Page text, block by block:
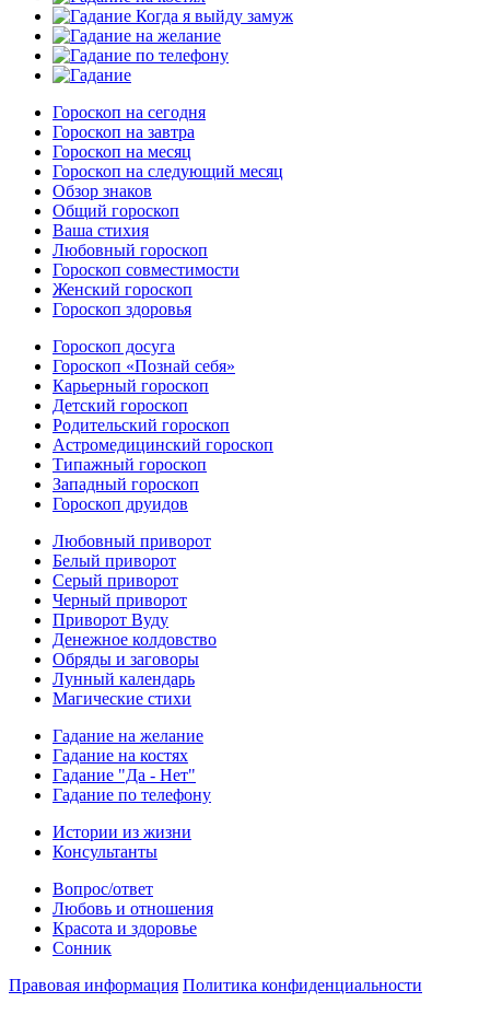
Гороскоп на сегодня
Гороскоп на завтра
Гороскоп на месяц
Гороскоп на следующий месяц
Обзор знаков
Общий гороскоп
Ваша стихия
Любовный гороскоп
Гороскоп совместимости
Женский гороскоп
Гороскоп здоровья
Гороскоп досуга
Гороскоп «Познай себя»
Карьерный гороскоп
Детский гороскоп
Родительский гороскоп
Астромедицинский гороскоп
Типажный гороскоп
Западный гороскоп
Гороскоп друидов
Любовный приворот
Белый приворот
Серый приворот
Черный приворот
Приворот Вуду
Денежное колдовство
Обряды и заговоры
Лунный календарь
Магические стихи
Гадание на желание
Гадание на костях
Гадание "Да - Нет"
Гадание по телефону
Истории из жизни
Консультанты
Вопрос/ответ
Любовь и отношения
Красота и здоровье
Сонник
Правовая информация Политика конфиденциальности